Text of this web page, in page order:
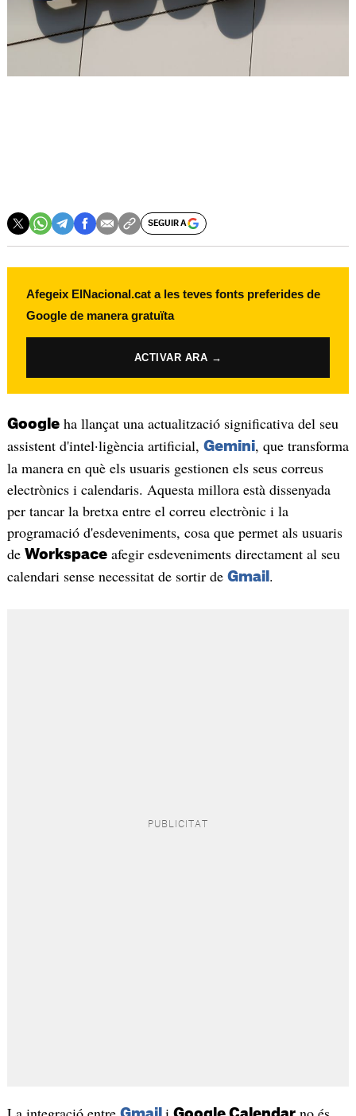
SEGUIR A
Afegeix ElNacional.cat a les teves fonts preferides de
Google de manera gratuïta
ACTIVAR ARA →
Googleha llançat una actualització significativa del seu
assistent d'intel·ligència artificial, Gemini, que transforma
la manera en què els usuaris gestionen els seus correus
electrònics i calendaris. Aquesta millora està dissenyada
per tancar la bretxa entre el correu electrònic i la
programació d'esdeveniments, cosa que permet als usuaris
de Workspaceafegir esdeveniments directament al seu
calendari sense necessitat de sortir de Gmail .